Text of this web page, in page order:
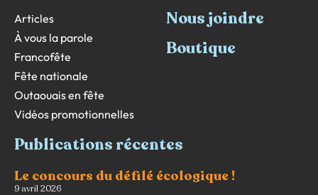
Articles
À vous la parole
Francofête
Fête nationale
Outaouais en fête
Vidéos promotionnelles
Nous joindre
Boutique
Publications récentes
Le concours du défilé écologique !
9 avril 2026